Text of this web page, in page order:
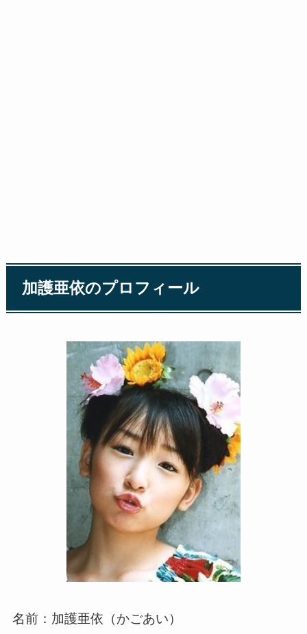
加護亜依のプロフィール
名前：加護亜依（かごあい）